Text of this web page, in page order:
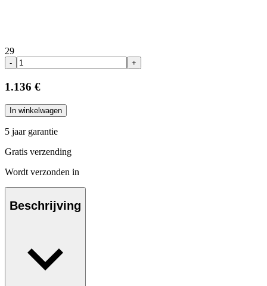
29
- +
1.136 €
In winkelwagen
5 jaar garantie
Gratis verzending
Wordt verzonden in
Beschrijving